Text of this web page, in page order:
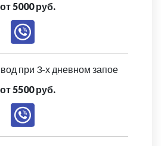
от 5000 руб.
при 3-х дневном запое
от 5500 руб.